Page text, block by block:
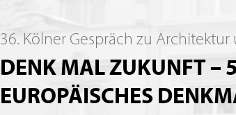
36. Kölner Gespräch zu
DENK MAL ZUKUNFT –
EUROPÄISCHES